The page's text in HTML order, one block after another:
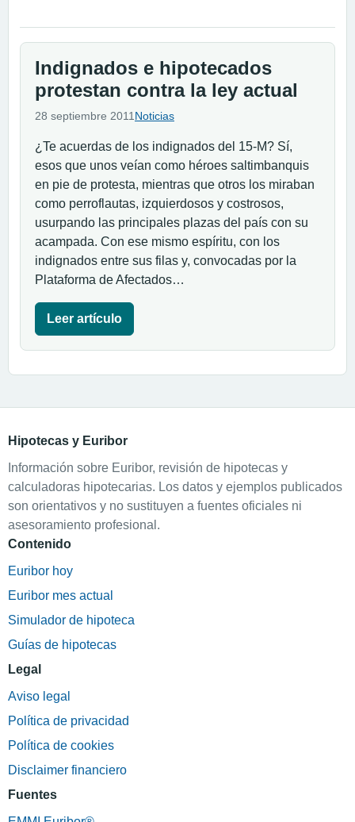
Indignados e hipotecados
protestan contra la ley actual
28 septiembre 2011 Noticias
¿Te acuerdas de los indignados del 15-M? Sí,
esos que unos veían como héroes saltimbanquis
en pie de protesta, mientras que otros los miraban
como perroflautas, izquierdosos y costrosos,
usurpando las principales plazas del país con su
acampada. Con ese mismo espíritu, con los
indignados entre sus filas y, convocadas por la
Plataforma de Afectados…
Leer artículo
Hipotecas y Euribor
Información sobre Euribor, revisión de hipotecas y
calculadoras hipotecarias. Los datos y ejemplos publicados
son orientativos y no sustituyen a fuentes oficiales ni
asesoramiento profesional.
Contenido
Euribor hoy
Euribor mes actual
Simulador de hipoteca
Guías de hipotecas
Legal
Aviso legal
Política de privacidad
Política de cookies
Disclaimer financiero
Fuentes